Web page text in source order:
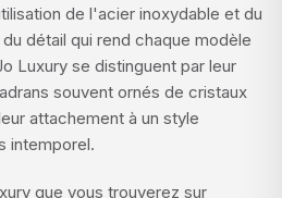
de l'acier inoxydable et du
détail qui rend chaque modèle
Luxury se distinguent par leur
souvent ornés de cristaux
attachement à un style
intemporel.
que vous trouverez sur